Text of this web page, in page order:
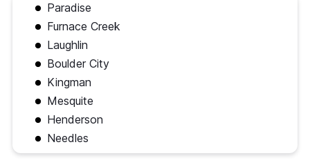
Paradise
Furnace Creek
Laughlin
Boulder City
Kingman
Mesquite
Henderson
Needles